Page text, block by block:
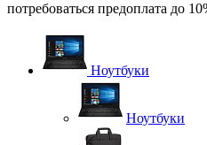
потребоваться предоплата до
Ноутбуки
Ноутбуки